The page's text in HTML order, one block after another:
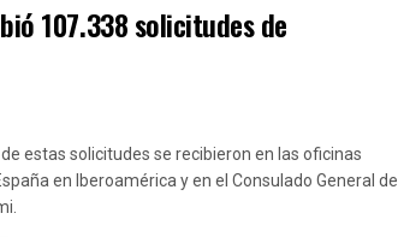
107.338 solicitudes de
estas solicitudes se recibieron en las oficinas
en Iberoamérica y en el Consulado General de